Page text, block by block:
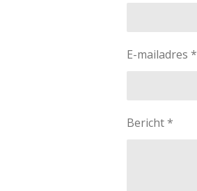
E-mailadres *
Bericht *